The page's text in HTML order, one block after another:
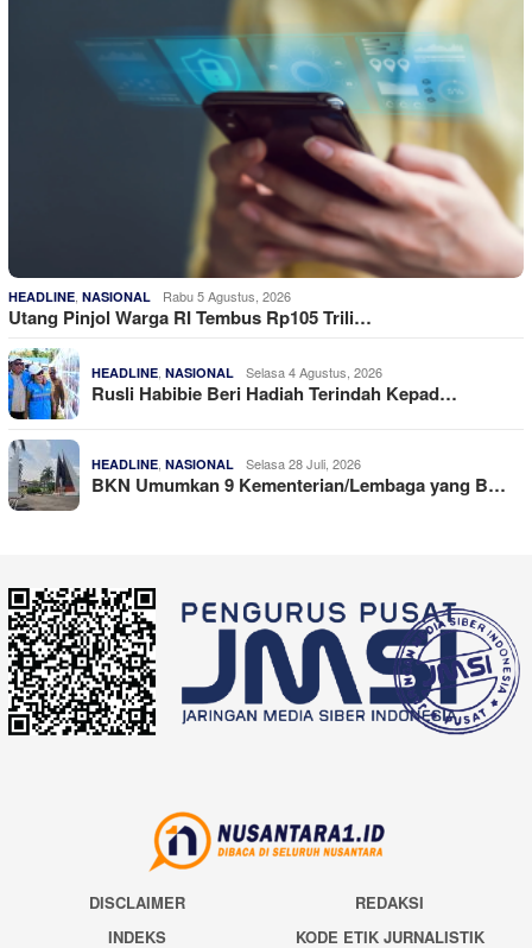
HEADLINE NASIONAL Rabu 5 Agustus, 2026
Utang Pinjol Warga RI Tembus Rp105 Trili…
HEADLINE NASIONAL Selasa 4 Agustus, 2026
Rusli Habibie Beri Hadiah Terindah Kepad…
HEADLINE NASIONAL Selasa 28 Juli, 2026
BKN Umumkan 9 Kementerian/Lembaga yang B…
DISCLAIMER
REDAKSI
INDEKS
KODE ETIK JURNALISTIK